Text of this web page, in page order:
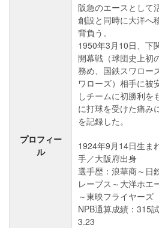
プロフィー
ル
阪急のエースとして
創設と同時に大洋へ
背負う。
1950年3月10日、下
開幕戦（球団史上初
務め、国鉄スワロー
ワローズ）相手に被
しチームに初勝利を
に打球を受けた痛み
を記録した。
1924年9月14日生ま
手／大阪府出身
選手歴：浪華商～日
レーブス～大洋ホエ
～東映フライヤーズ
NPB通算成績：315
3.23